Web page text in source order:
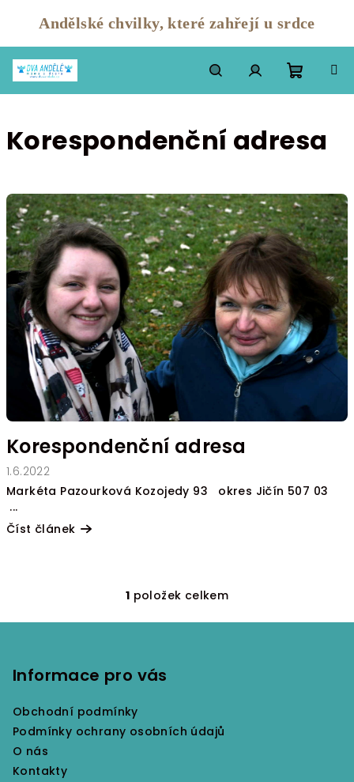
Andělské chvilky, které zahřejí u srdce
Přejít
na
HledatPřihlášení
košík
Korespondenční adresa
ý
p
i
s
č
á
Korespondenční adresa
1.6.2022
Markéta Pazourková Kozojedy 93 okres Jičín 507 03
...
Číst článek
O
v
í
1 položek celkem
Informace pro vás
Obchodní podmínky
Podmínky ochrany osobních údajů
O nás
Kontakty